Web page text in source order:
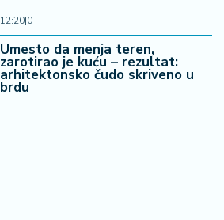
12:20|0
Umesto da menja teren,
zarotirao je kuću – rezultat:
arhitektonsko čudo skriveno u
brdu